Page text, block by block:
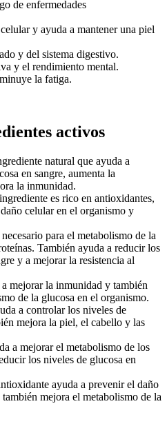
de enfermedades
y ayuda a mantener una piel
y del sistema digestivo.
y el rendimiento mental.
la fatiga.
activos
natural que ayuda a
en sangre, aumenta la
la inmunidad.
es rico en antioxidantes,
celular en el organismo y
para el metabolismo de la
También ayuda a reducir los
y a mejorar la resistencia al
mejorar la inmunidad y también
de la glucosa en el organismo.
a controlar los niveles de
mejora la piel, el cabello y las
a mejorar el metabolismo de los
los niveles de glucosa en
ayuda a prevenir el daño
mejora el metabolismo de la